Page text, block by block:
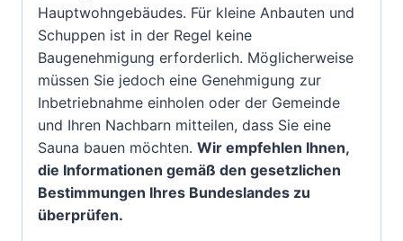
Hauptwohngebäudes. Für kleine Anbauten und
Schuppen ist in der Regel keine
Baugenehmigung erforderlich. Möglicherweise
müssen Sie jedoch eine Genehmigung zur
Inbetriebnahme einholen oder der Gemeinde
und Ihren Nachbarn mitteilen, dass Sie eine
Sauna bauen möchten. Wir empfehlen Ihnen,
die Informationen gemäß den gesetzlichen
Bestimmungen Ihres Bundeslandes zu
überprüfen.